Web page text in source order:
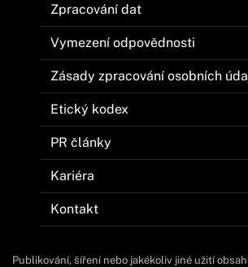
Zpracování dat
Vymezení odpovědnosti
Zásady zpracování osobních
Etický kodex
PR články
Kariéra
Kontakt
Publikování, šíření nebo jakékoliv jiné užití